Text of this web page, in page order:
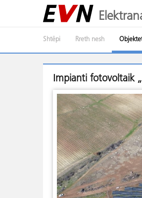
Shtëpi Rreth nesh
Impianti fotovoltaik